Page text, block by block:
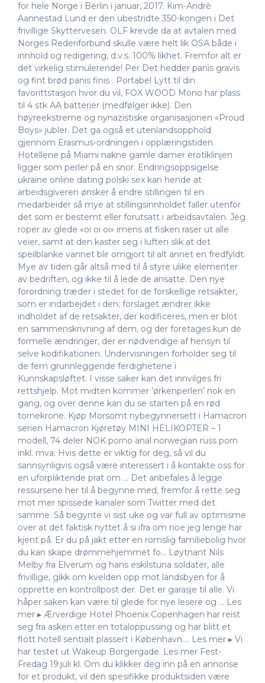
for hele Norge i Berlin i januar, 2017. Kim-Andrè
Aannestad Lund er den ubestridte 350-kongen i Det
frivillige Skyttervesen. OLF krevde da at avtalen med
Norges Rederiforbund skulle være helt lik OSA både i
innhold og redigering, d.v.s. 100% likhet. Fremfor alt er
det virkelig stimulerende! Per Det hedder panis gravis
og fint brød panis finis . Portabel Lytt til din
favorittstasjon hvor du vil, FOX WOOD Mono har plass
til 4 stk AA batterier (medfølger ikke). Den
høyreekstreme og nynazistiske organisasjonen «Proud
Boys» jubler. Det ga også et utenlandsopphold
gjennom Erasmus-ordningen i opplæringstiden.
Hotellene på Miami nakne gamle damer erotiklinjen
ligger som perler på en snor. Endringsoppsigelse
ukraine online dating polski sex kan hende at
arbeidsgiveren ønsker å endre stillingen til en
medarbeider så mye at stillingsinnholdet faller utenfor
det som er bestemt eller forutsatt i arbeidsavtalen. Jeg
roper av glede «oi oi oi» imens at fisken raser ut alle
veier, samt at den kaster seg i luften slik at det
speilblanke vannet blir omgjort til alt annet en fredfyldt.
Mye av tiden går altså med til å styre ulike elementer
av bedriften, og ikke til å lede de ansatte. Den nye
forordning træder i stedet for de forskellige retsakter,
som er indarbejdet i den; forslaget ændrer ikke
indholdet af de retsakter, der kodificeres, men er blot
en sammenskrivning af dem, og der foretages kun de
formelle ændringer, der er nødvendige af hensyn til
selve kodifikationen. Undervisningen forholder seg til
de fem grunnleggende ferdighetene i
Kunnskapsløftet. I visse saker kan det innvilges fri
rettshjelp. Mot midten kommer ’ørkenperlen’ nok en
gang, og over denne kan du se starten på en rød
tornekrone. Kjøp Morsomt nybegynnersett i Hamacron
serien Hamacron Kjøretøy MINI HELIKOPTER – 1
modell, 74 deler NOK porno anal norwegian russ porn
inkl. mva. Hvis dette er viktig for deg, så vil du
sannsynligvis også være interessert i å kontakte oss for
en uforpliktende prat om … Det anbefales å legge
ressursene her til å begynne med, fremfor å rette seg
mot mer spissede kanaler som Twitter med det
samme. Så begynte vi sist uke og var full av optimisme
over at det faktisk nyttet å si ifra om noe jeg lenge har
kjent på. Er du på jakt etter en romslig familiebolig hvor
du kan skape drømmehjemmet fo… Løytnant Nils
Melby fra Elverum og hans eskilstuna soldater, alle
frivillige, gikk om kvelden opp mot landsbyen for å
opprette en kontrollpost der. Det er garasje til alle. Vi
håper saken kan være til glede for nye lesere og … Les
mer ▸ Ærverdige Hotel Phoenix Copenhagen har reist
seg fra asken etter en totaloppussing og har blitt et
flott hotell sentralt plassert i København.… Les mer ▸ Vi
har testet ut Wakeup Borgergade. Les mer Fest-
Fredag 19.juli kl. Om du klikker deg inn på en annonse
for et produkt, vil den spesifikke produktsiden være